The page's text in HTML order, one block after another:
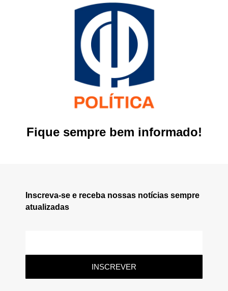
Fique sempre bem informado!
Inscreva-se e receba nossas notícias sempre
atualizadas
INSCREVER